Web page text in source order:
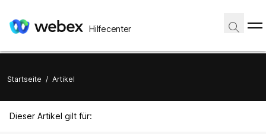
Hilfecenter
Startseite / Artikel
Dieser Artikel gilt für: